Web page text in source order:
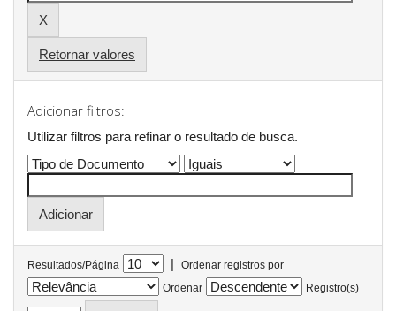
Retornar valores
Adicionar filtros:
Utilizar filtros para refinar o resultado de busca.
Resultados/Página |
Ordenar registros por
Ordenar
Registro(s)